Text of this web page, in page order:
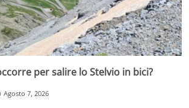
per salire lo Stelvio in bici?
Agosto 7, 2026